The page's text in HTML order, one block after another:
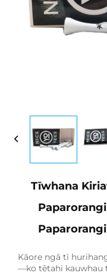
Tīwhana
Kāore ngā tī
—ko tētahi kauwhau